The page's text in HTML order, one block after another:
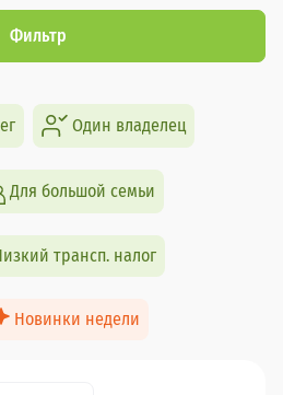
Фильтр
Один владелец
Для большой семьи
трансп. налог
Новинки недели